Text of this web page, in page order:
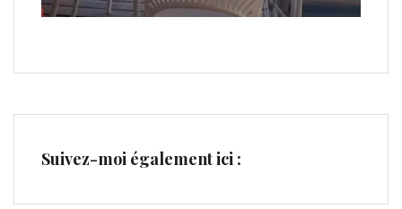
Suivez-moi également ici :